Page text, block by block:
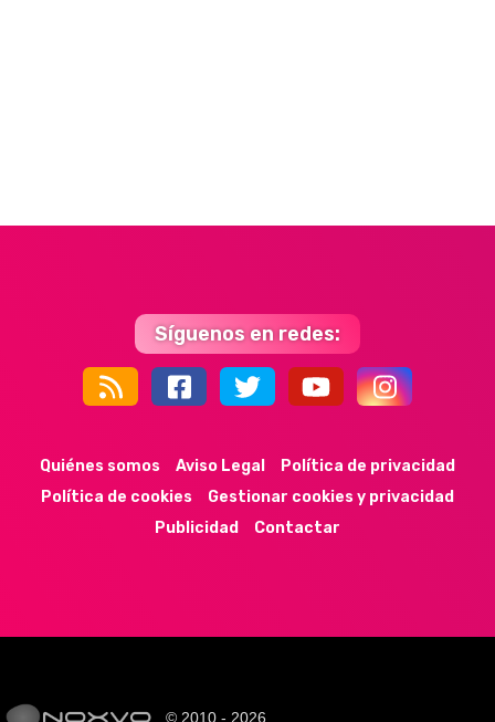
Síguenos en redes:
44k 9k 35k 352
Quiénes somos Aviso Legal
Política de privacidad
Política de cookies
Gestionar cookies y privacidad
Publicidad
Contactar
© 2010 - 2026